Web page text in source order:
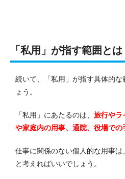
「私用」が指す範囲とは
続いて、「私用」が指す具体的
ょう。
「私用」にあたるのは、 旅行やラ
や家庭内の用事、通院、役場での
仕事に関係のない個人的な用事
と考えればいいでしょう。